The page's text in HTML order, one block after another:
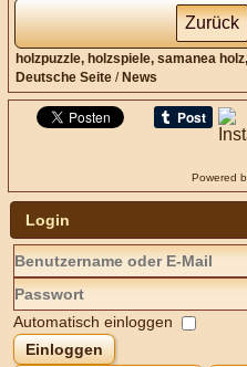
Zurück
holzpuzzle, holzspiele,samanea
Deutsche Seite / News
Powered
Login
Automatisch einloggen
Einloggen